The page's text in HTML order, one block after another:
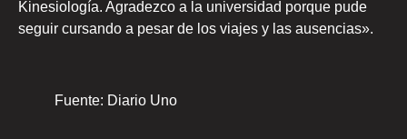
Kinesiología. Agradezco a la universidad porque pude
seguir cursando a pesar de los viajes y las ausencias».
Fuente: Diario Uno